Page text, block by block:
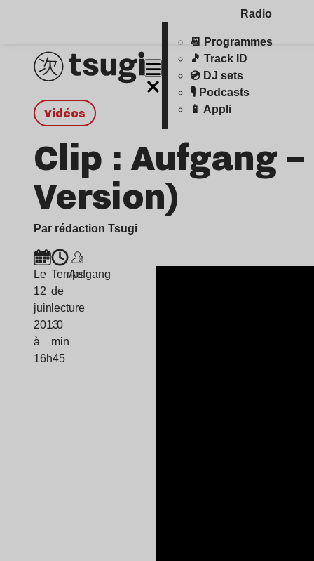
Radio
📆 Programmes
🎵 Track ID
💿 DJ sets
🎙️ Podcasts
📱 Appli
Vidéos
Clip : Aufgang
Version)
Par rédaction Tsugi
Le
12
juin
2013
à
16h45
Temps
de
lecture
: 0
min
Aufgang